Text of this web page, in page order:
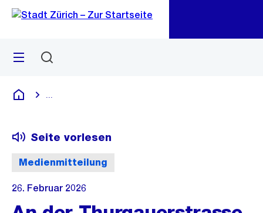
Navigation
Sprunglink
Menü
Deutsch
Medienmitteilung
Seite vorlesen
26. Februar 2026